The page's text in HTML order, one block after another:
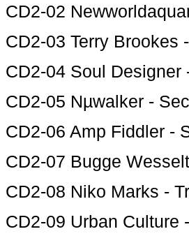
CD2-02
CD2-03 Terry Brookes
CD2-04 Soul Designer
CD2-05 Nµwalker -
CD2-06 Amp Fiddler -
CD2-07 Bugge
CD2-08 Niko Marks -
CD2-09 Urban Culture